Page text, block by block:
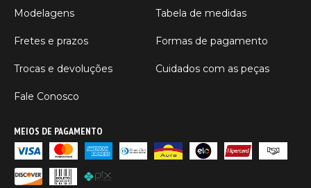
Modelagens Tabela de medidas
Fretes e prazos Formas de pagamento
Trocas e devoluções Cuidados com as peças
Fale Conosco
MEIOS DE PAGAMENTO